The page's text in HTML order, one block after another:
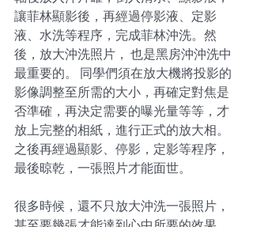
讓菲林顯影後，再經過停影液、定影
液、水洗等程序，完成菲林沖洗。然
後，放大沖洗照片， 也是黑房沖沖洗中
最重要的。 同學們須在放大機將投影的
影像調整至所需的大小，再確定對焦是
否準確，再決定需要的曝光量等等，才
放上完整的相紙，進行正式的放大相。
之後再經過顯影、停影，定影等程序，
最後晾乾，一張照片才能面世。
很多時候，還不只放大沖洗一張照片，